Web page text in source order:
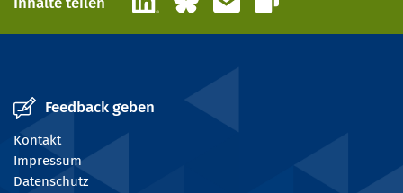
Link kopieren
Feedback geben
Kontakt
Impressum
Datenschutz